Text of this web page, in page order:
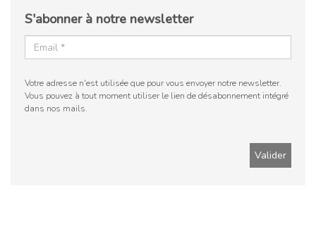
S'abonner à notre newsletter
Votre adresse n'est utilisée que pour vous envoyer notre newsletter.
Vous pouvez à tout moment utiliser le lien de désabonnement intégré
dans nos mails.